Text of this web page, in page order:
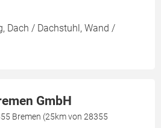
Dach / Dachstuhl, Wand /
GmbH
Bremen (25km von 28355